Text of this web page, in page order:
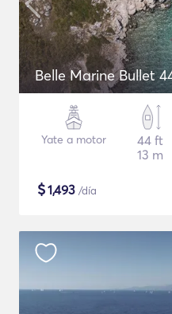
Belle Marine Bullet
Yate a motor
44 ft
13 m
$1,493 /día